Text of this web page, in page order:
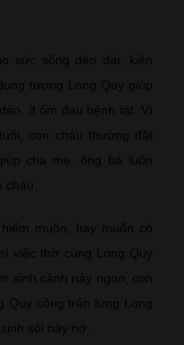
sức sống dẻo dai, kiên
tượng Long Quy giúp
ít ốm đau bệnh tật. Vì
con cháu thường đặt
cha mẹ, ông bà luôn
muộn, hay muốn có
việc thờ cúng Long Quy
sinh cành nảy ngọn, con
cõng trên lưng Long
sôi nảy nở.